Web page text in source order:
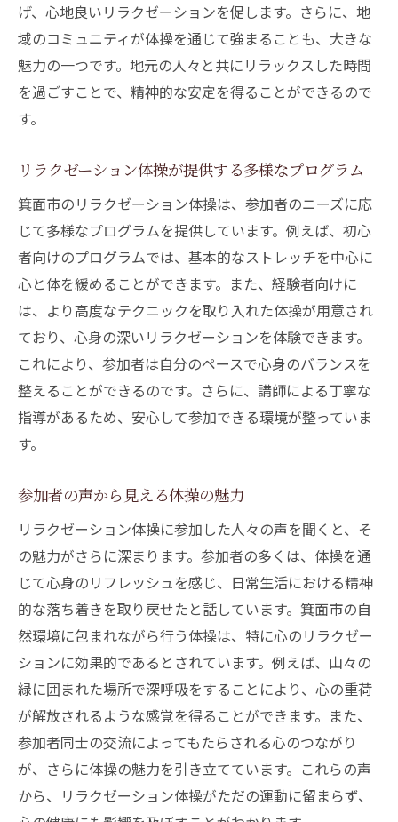
げ、心地良いリラクゼーションを促します。さらに、地
域のコミュニティが体操を通じて強まることも、大きな
魅力の一つです。地元の人々と共にリラックスした時間
を過ごすことで、精神的な安定を得ることができるので
す。
リラクゼーション体操が提供する多様なプログラム
箕面市のリラクゼーション体操は、参加者のニーズに応
じて多様なプログラムを提供しています。例えば、初心
者向けのプログラムでは、基本的なストレッチを中心に
心と体を緩めることができます。また、経験者向けに
は、より高度なテクニックを取り入れた体操が用意され
ており、心身の深いリラクゼーションを体験できます。
これにより、参加者は自分のペースで心身のバランスを
整えることができるのです。さらに、講師による丁寧な
指導があるため、安心して参加できる環境が整っていま
す。
参加者の声から見える体操の魅力
リラクゼーション体操に参加した人々の声を聞くと、そ
の魅力がさらに深まります。参加者の多くは、体操を通
じて心身のリフレッシュを感じ、日常生活における精神
的な落ち着きを取り戻せたと話しています。箕面市の自
然環境に包まれながら行う体操は、特に心のリラクゼー
ションに効果的であるとされています。例えば、山々の
緑に囲まれた場所で深呼吸をすることにより、心の重荷
が解放されるような感覚を得ることができます。また、
参加者同士の交流によってもたらされる心のつながり
が、さらに体操の魅力を引き立てています。これらの声
から、リラクゼーション体操がただの運動に留まらず、